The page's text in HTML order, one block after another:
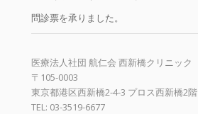
問診票を承りました。
医療法人社団 航仁会 西新橋クリニック
〒105-0003
東京都港区西新橋2-4-3 プロス西新橋2階
TEL: 03-3519-6677